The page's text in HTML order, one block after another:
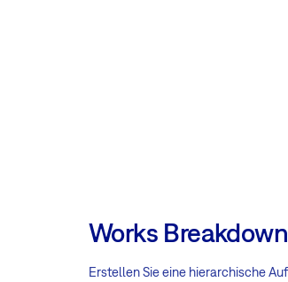
Works
Erstellen Sie eine hierarchische